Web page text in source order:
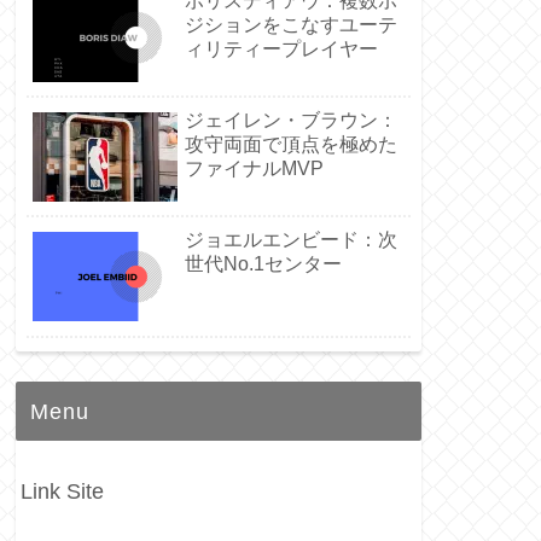
ジションをこなすユーテ
ィリティープレイヤー
ジェイレン・ブラウン：
攻守両面で頂点を極めた
ファイナルMVP
ジョエルエンビード：次
世代No.1センター
Menu
Link Site